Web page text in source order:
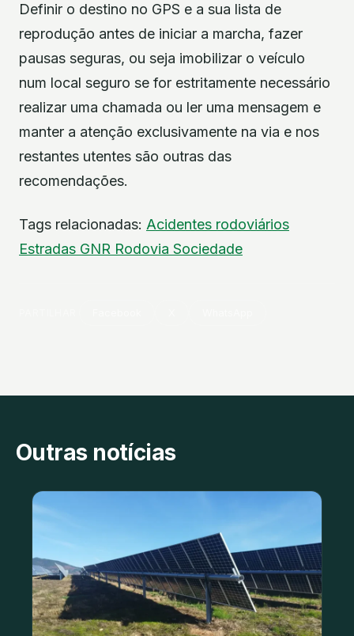
Definir o destino no GPS e a sua lista de
reprodução antes de iniciar a marcha, fazer
pausas seguras, ou seja imobilizar o veículo
num local seguro se for estritamente necessário
realizar uma chamada ou ler uma mensagem e
manter a atenção exclusivamente na via e nos
restantes utentes são outras das
recomendações.
Tags relacionadas: Acidentes rodoviários
Estradas GNR Rodovia Sociedade
Outras notícias